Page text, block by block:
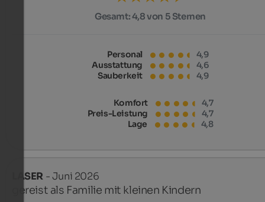
Gesamt:4,8 von 5 Sternen
Personal
4,9
Ausstattung
4,6
Sauberkeit
4,9
Komfort
4,7
Preis-Leistung
4,7
Lage
4,8
LASER - Juni 2026
gereist als Familie mit kleinen Kindern